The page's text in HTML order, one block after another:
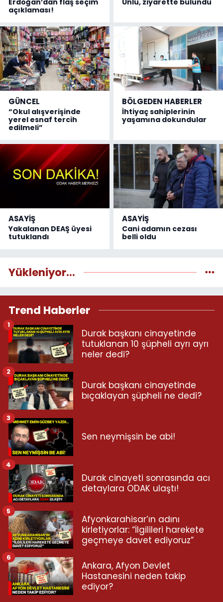
açıklaması!
GÜNCEL
“Okul alışverişinde
yerel esnaf tercih
edilmeli”
BÖLGEDEN HABERLER
İhtiyaç sahiplerinin
yaşamına dokundular
ASAYİŞ
Yakalanan DEAŞ üyesi
tutuklandı
ASAYİŞ
Cani adamın cezası
belli oldu
Yükleniyor...
Trend Haberler
Durak başkanı cinayetinde
tutuklanan 10 şüpheli ayrı ayrı
neler dedi?
1
Durak başkanı cinayetinde
bıçaklayan şüpheli ne dedi?
2
Sen neymişsin be abi!
3
Durak cinayeti sonrasında acı
detaylara ODAK ulaştı!
4
Afyonkarahisar’ın adını
kirletiyorlar: “İlgilileri harekete
geçmeye davet ediyoruz”
5
Ankara, Afyon Devlet
Hastanesini neden takip
ediyor?
6